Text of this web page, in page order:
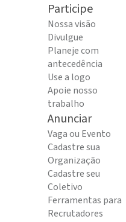
Participe
Nossa visão
Divulgue
Planeje com
antecedência
Use a logo
Apoie nosso
trabalho
Anunciar
Vaga ou Evento
Cadastre sua
Organização
Cadastre seu
Coletivo
Ferramentas para
Recrutadores